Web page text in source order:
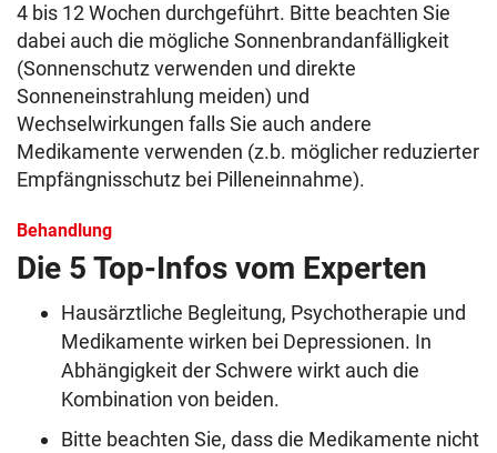
4 bis 12 Wochen durchgeführt. Bitte beachten Sie
dabei auch die mögliche Sonnenbrandanfälligkeit
(Sonnenschutz verwenden und direkte
Sonneneinstrahlung meiden) und
Wechselwirkungen falls Sie auch andere
Medikamente verwenden (z.b. möglicher reduzierter
Empfängnisschutz bei Pilleneinnahme).
Behandlung
Die 5 Top-Infos vom Experten
Hausärztliche Begleitung, Psychotherapie und
Medikamente wirken bei Depressionen. In
Abhängigkeit der Schwere wirkt auch die
Kombination von beiden.
Bitte beachten Sie, dass die Medikamente nicht